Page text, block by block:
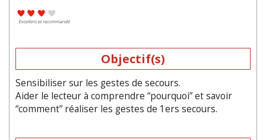
Objectif(s)
Sensibiliser sur les gestes de secours.
Aider le lecteur à comprendre “pourquoi” et savoir
“comment” réaliser les gestes de 1ers secours.